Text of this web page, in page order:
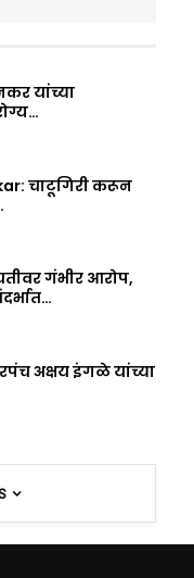
यांच्या
चाटूगिरी करून
गंभीर आरोप,
अक्षय इंगळे यांच्या